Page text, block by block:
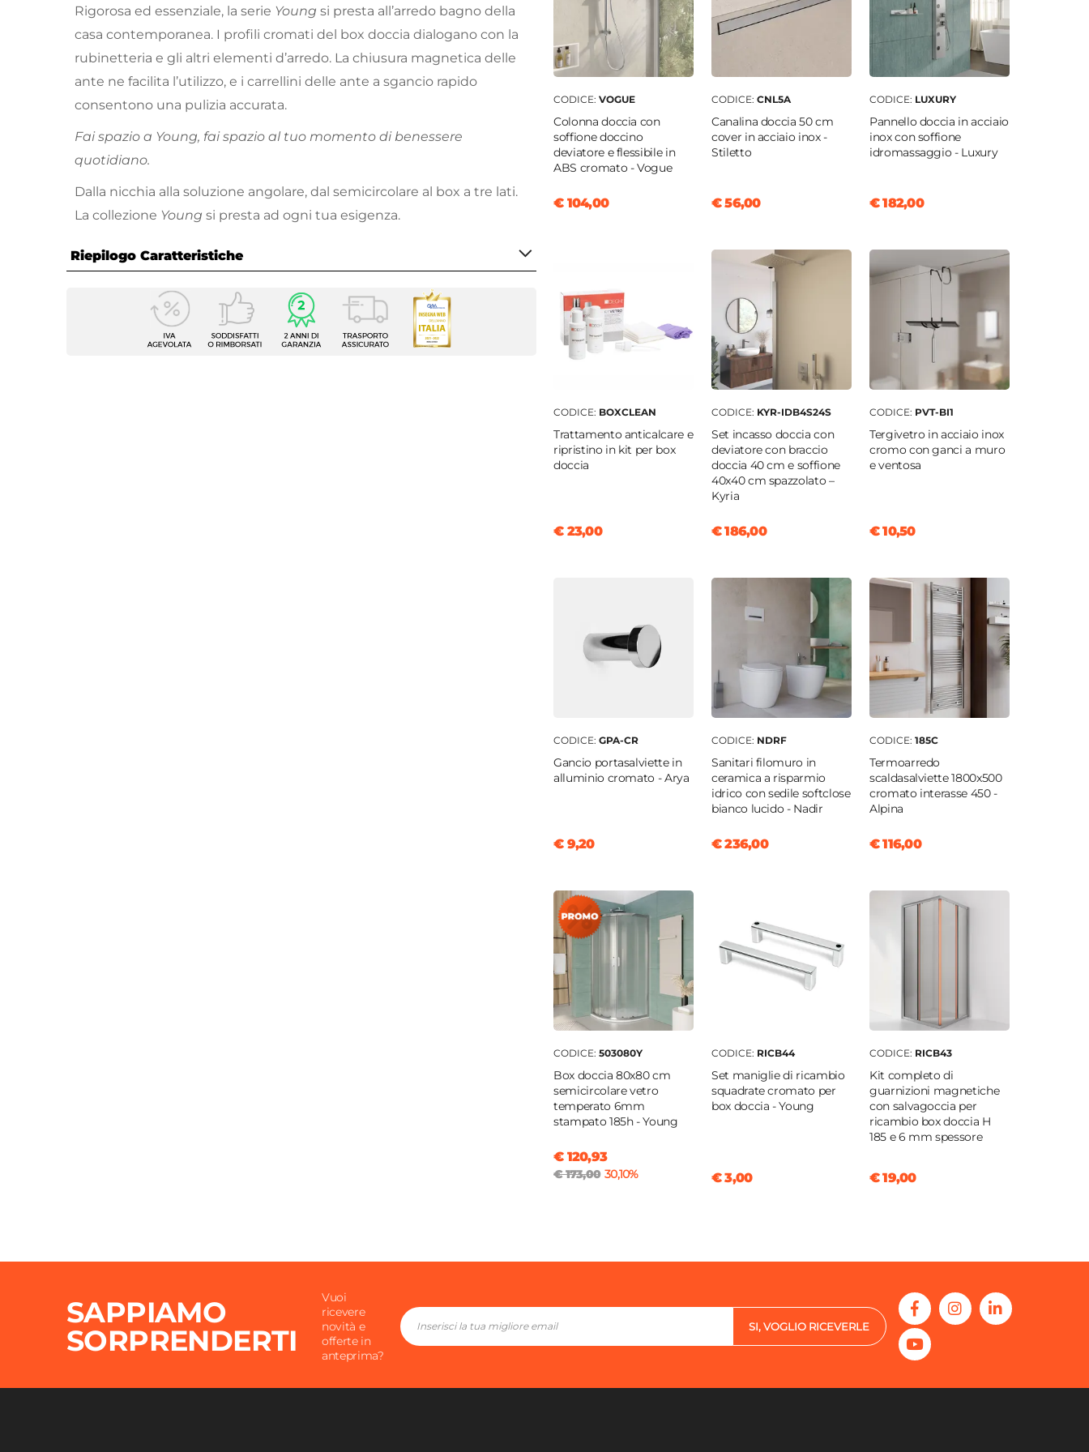
Rigorosa ed essenziale, la serie Young si presta all’arredo bagno della
casa contemporanea. I profili cromati del box doccia dialogano con la
rubinetteria e gli altri elementi d’arredo. La chiusura magnetica delle
ante ne facilita l’utilizzo, e i carrellini delle ante a sgancio rapido
consentono una pulizia accurata.
Fai spazio a Young, fai spazio al tuo momento di benessere
quotidiano.
Dalla nicchia alla soluzione angolare, dal semicircolare al box a tre lati.
La collezione Young si presta ad ogni tua esigenza.
Riepilogo Caratteristiche
Caratteristiche
Young
185 cm
CODICE: VOGUE
Colonna doccia con
soffione doccino
deviatore e flessibile in
ABS cromato - Vogue
€ 104,00
CODICE: CNL5A
Canalina doccia 50 cm
cover in acciaio inox -
Stiletto
€ 56,00
CODICE: LUXURY
Pannello doccia in acciaio
inox con soffione
idromassaggio - Luxury
€ 182,00
CODICE: BOXCLEAN
Trattamento anticalcare e
ripristino in kit per box
doccia
€ 23,00
CODICE: KYR-IDB4S24S
Set incasso doccia con
deviatore con braccio
doccia 40 cm e soffione
40x40 cm spazzolato –
Kyria
€ 186,00
CODICE: PVT-BI1
Tergivetro in acciaio inox
cromo con ganci a muro
e ventosa
€ 10,50
CODICE: GPA-CR
Gancio portasalviette in
alluminio cromato - Arya
€ 9,20
CODICE: NDRF
Sanitari filomuro in
ceramica a risparmio
idrico con sedile softclose
bianco lucido - Nadir
€ 236,00
CODICE: 185C
Termoarredo
scaldasalviette 1800x500
cromato interasse 450 -
Alpina
€ 116,00
CODICE: 503080Y
Box doccia 80x80 cm
semicircolare vetro
temperato 6mm
stampato 185h - Young
€ 120,93
€ 173,00 30,10%
CODICE: RICB44
Set maniglie di ricambio
squadrate cromato per
box doccia - Young
€ 3,00
CODICE: RICB43
Kit completo di
guarnizioni magnetiche
con salvagoccia per
ricambio box doccia H
185 e 6 mm spessore
€ 19,00
SAPPIAMO
SORPRENDERTI
Vuoi
ricevere
novità e
offerte in
anteprima?
SI, VOGLIO RICEVERLE